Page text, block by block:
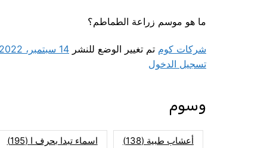
ما هو موسم زراعة الطماطم؟
شركات كوم تم تغيير الوضع للنشر 14 سبتمبر، 2022
تسجيل الدخول
وسوم
أعشاب طبية (138) اسماء تبدا بحرف ا (195)